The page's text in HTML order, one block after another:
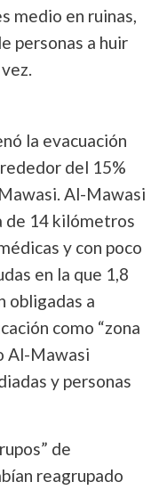
medio en ruinas,
personas a huir
la evacuación
del 15%
Al-Mawasi
de 14 kilómetros
y con poco
en la que 1,8
obligadas a
como “zona
Al-Mawasi
y personas
de
reagrupado